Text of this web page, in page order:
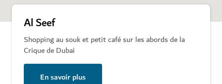
Al Seef
Shopping au souk et petit café sur les abords de la
Crique de Dubai
En savoir plus